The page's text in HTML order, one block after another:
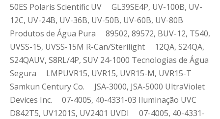
50ES Polaris Scientific UV GL39SE4P, UV-100B, UV-
12C, UV-24B, UV-36B, UV-50B, UV-60B, UV-80B
Produtos de Água Pura 89502, 89572, BUV-12, T540,
UVSS-15, UVSS-15M R-Can/Sterilight 12QA, S24QA,
S24QAUV, S8RL/4P, SUV 24-1000 Tecnologias de Água
Segura LMPUVR15, UVR15, UVR15-M, UVR15-T
Samkun Century Co. JSA-3000, JSA-5000 UltraViolet
Devices Inc. 07-4005, 40-4331-03 Iluminação UVC
D842T5, UV1201S, UV2401 UVDI 07-4005, 40-4331-